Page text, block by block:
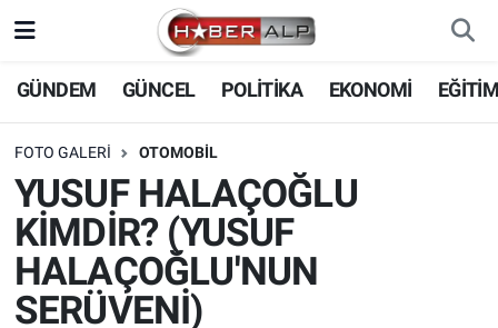
GÜNDEM GÜNCEL POLİTİKA EKONOMİ
FOTO GALERI OTOMOBIL
YUSUF HALAÇOĞLU
KİMDİR? (YUSUF
HALAÇOĞLU'NUN
SERÜVENİ)
Nöbetçi Eczaneler
Hava Durumu
Trafik Durumu
Süper Lig Puan Durumu ve Fikstür
Tüm Manşetler